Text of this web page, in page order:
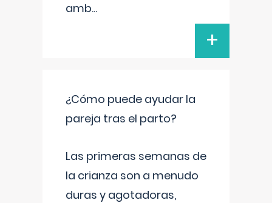
amb...
+
¿Cómo puede ayudar la
pareja tras el parto?
Las primeras semanas de
la crianza son a menudo
duras y agotadoras,